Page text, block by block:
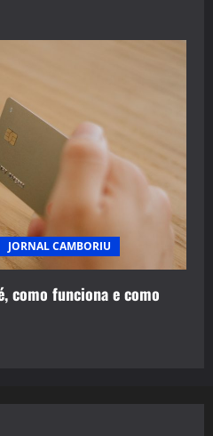
JORNAL CAMBORIU
como funciona e como